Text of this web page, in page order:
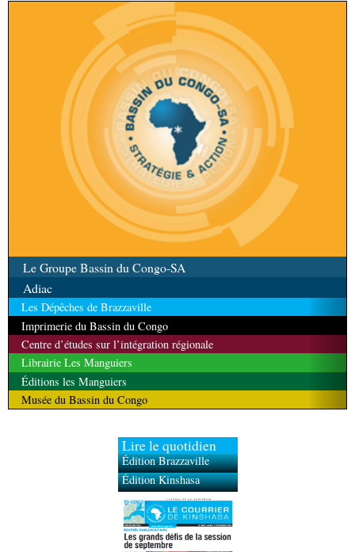
Le Groupe Bassin du Congo-SA
Adiac
Les Dépêches de Brazzaville
Imprimerie du Bassin du Congo
Centre d’études sur l’intégration régionale
Librairie Les Manguiers
Éditions les Manguiers
Musée du Bassin du Congo
Lire le quotidien
Édition Brazzaville
Édition Kinshasa